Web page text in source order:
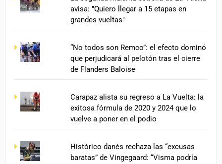
avisa: "Quiero llegar a 15 etapas en
grandes vueltas"
“No todos son Remco”: el efecto dominó
que perjudicará al pelotón tras el cierre
de Flanders Baloise
Carapaz alista su regreso a La Vuelta: la
exitosa fórmula de 2020 y 2024 que lo
vuelve a poner en el podio
Histórico danés rechaza las “excusas
baratas” de Vingegaard: “Visma podría